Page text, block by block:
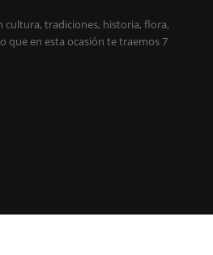
cultura, tradiciones, historia, flora,
que en esta ocasión te traemos 7